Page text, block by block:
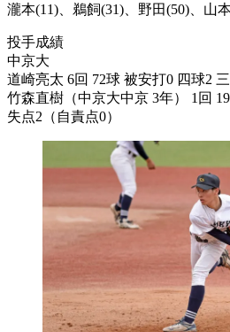
瀧本(11)、鵜飼(31)、野田(50)、山
投手成績
中京大
道崎亮太 6回 72球 被安打0 四球2
竹森直樹（中京大中京 3年） 1回
失点2（自責点0）